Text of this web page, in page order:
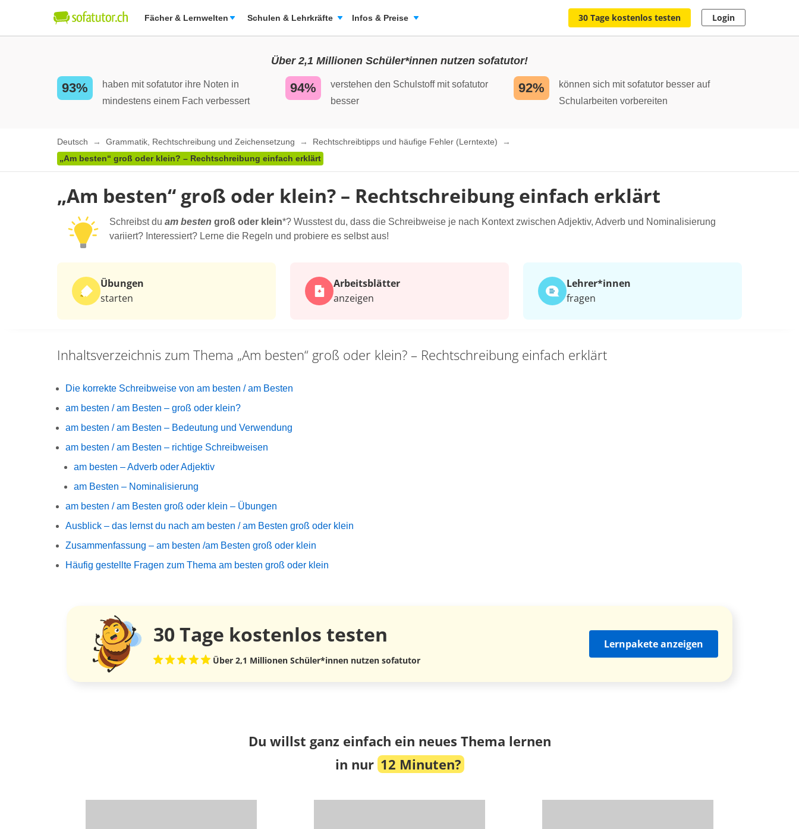
Fächer & Lernwelten Schulen & Lehrkräfte Infos & Preise 30 Tage kostenlos testen Login
Über 2,1 Millionen Schüler*innen nutzen sofatutor!
93%
haben mit sofatutor ihre Noten in
mindestens einem Fach verbessert
94%
verstehen den Schulstoff mit sofatutor
besser
92%
können sich mit sofatutor besser auf
Schularbeiten vorbereiten
Deutsch Grammatik, Rechtschreibung und Zeichensetzung
Rechtschreibtipps und häufige Fehler (Lerntexte)
„Am besten“ groß oder klein? – Rechtschreibung einfach erklärt
„Am besten“ groß oder klein? – Rechtschreibung einfach erklärt
Schreibst du am besten groß oder klein*? Wusstest du, dass die Schreibweise je nach Kontext zwischen Adjektiv, Adverb und Nominalisierung
variiert? Interessiert? Lerne die Regeln und probiere es selbst aus!
Übungen
starten
Arbeits­blätter
anzeigen
Lehrer*​innen
fragen
Inhaltsverzeichnis zum Thema „Am besten“ groß oder klein? – Rechtschreibung einfach erklärt
Die korrekte Schreibweise von am besten / am Besten
am besten / am Besten – groß oder klein?
am besten / am Besten – Bedeutung und Verwendung
am besten / am Besten – richtige Schreibweisen
am besten – Adverb oder Adjektiv
am Besten – Nominalisierung
am besten / am Besten groß oder klein – Übungen
Ausblick – das lernst du nach am besten / am Besten groß oder klein
Zusammenfassung – am besten /am Besten groß oder klein
Häufig gestellte Fragen zum Thema am besten groß oder klein
30 Tage kostenlos testen
Über 2,1 Millionen Schüler*innen nutzen sofatutor
Lernpakete anzeigen
Du willst ganz einfach ein neues Thema lernen
in nur 12 Minuten?